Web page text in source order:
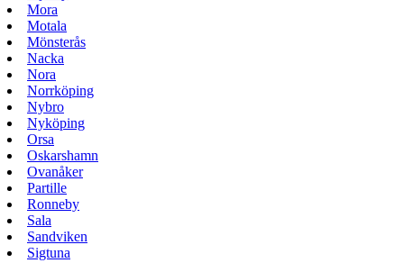
Mora
Motala
Mönsterås
Nacka
Nora
Norrköping
Nybro
Nyköping
Orsa
Oskarshamn
Ovanåker
Partille
Ronneby
Sala
Sandviken
Sigtuna